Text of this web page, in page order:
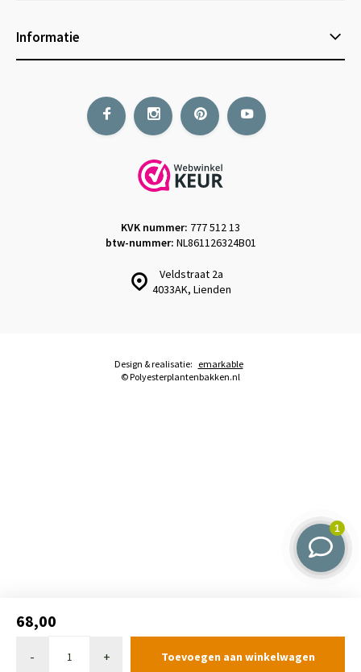
68,00
- + Toevoegen aan winkelwagen
Informatie
Veldstraat 2a
4033AK, Lienden
KVK nummer: 777 512 13
btw-nummer: NL861126324B01
© Polyesterplantenbakken.nl
Design & realisatie: emarkable